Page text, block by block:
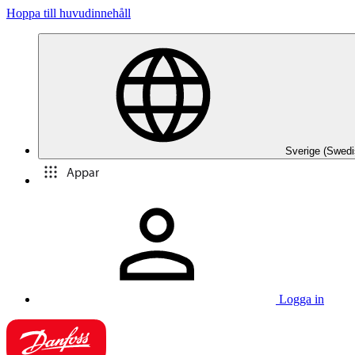
Hoppa till huvudinnehåll
Sverige
Appar
Logga in